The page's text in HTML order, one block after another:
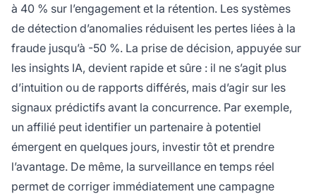
à 40 % sur l’engagement et la rétention. Les systèmes
de détection d’anomalies réduisent les pertes liées à la
fraude jusqu’à -50 %. La prise de décision, appuyée sur
les insights IA, devient rapide et sûre : il ne s’agit plus
d’intuition ou de rapports différés, mais d’agir sur les
signaux prédictifs avant la concurrence. Par exemple,
un affilié peut identifier un partenaire à potentiel
émergent en quelques jours, investir tôt et prendre
l’avantage. De même, la surveillance en temps réel
permet de corriger immédiatement une campagne